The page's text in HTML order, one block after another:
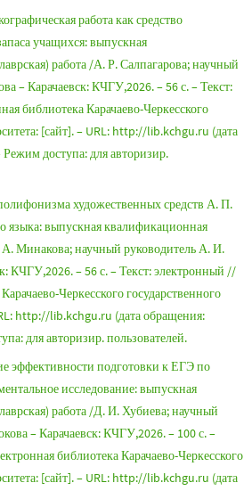
работа как средство
учащихся: выпускная
работа /А. Р. Салпагарова; научный
– Карачаевск: КЧГУ,2026. – 56 с. – Текст:
библиотека Карачаево-Черкесского
[сайт]. – URL: http://lib.kchgu.ru (дата
доступа: для авторизир.
художественных средств А. П.
языка: выпускная квалификационная
А. Минакова; научный руководитель А. И.
КЧГУ,2026. – 56 с. – Текст: электронный //
Черкесского государственного
http://lib.kchgu.ru (дата обращения:
для авторизир. пользователей.
эффективности подготовки к ЕГЭ по
исследование: выпускная
работа /Д. И. Хубиева; научный
– Карачаевск: КЧГУ,2026. – 100 с. –
библиотека Карачаево-Черкесского
[сайт]. – URL: http://lib.kchgu.ru (дата